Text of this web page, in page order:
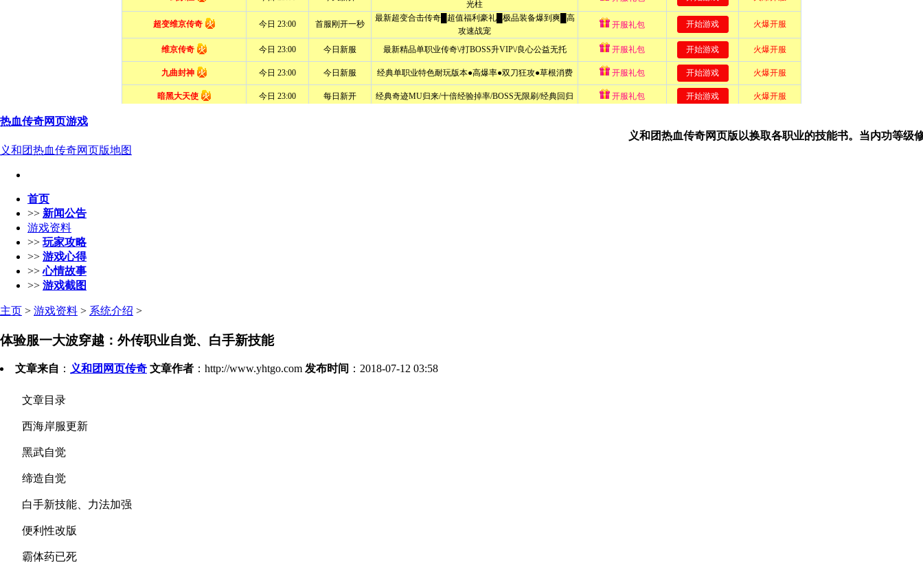
热血传奇网页游戏
义和团热血传奇网页版以换取各职业的技能书。当内功等级修
义和团热血传奇网页版地图
首页
>> 新闻公告
游戏资料
>> 玩家攻略
>> 游戏心得
>>心情故事
>> 游戏截图
主页 > 游戏资料 > 系统介绍 >
体验服一大波穿越：外传职业自觉、白手新技能
文章来自 ： 义和团网页传奇 文章作者 ：http://www.yhtgo.com 发布时间 ：2018-07-12 03:58
文章目录
西海岸服更新
黑武自觉
缔造自觉
白手新技能、力法加强
便利性改版
霸体药已死